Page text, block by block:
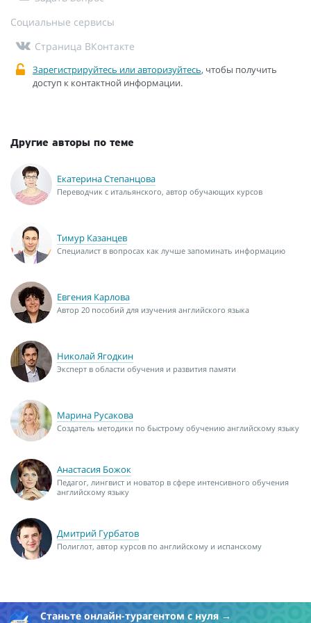
Социальные сервисы
Страница ВКонтакте
Зарегистрируйтесь или авторизуйтесь, чтобы получить
доступ к контактной информации.
Другие авторы по теме
Екатерина Степанцова
Переводчик с итальянского, автор обучающих курсов
Тимур Казанцев
Специалист в вопросах как лучше запоминать информацию
Евгения Карлова
Автор 20 пособий для изучения английского языка
Николай Ягодкин
Эксперт в области обучения и развития памяти
Марина Русакова
Создатель методики по быстрому обучению английскому языку
Анастасия Божок
Педагог, лингвист и новатор в сфере интенсивного обучения
английскому языку
Дмитрий Гурбатов
Полиглот, автор курсов по английскому и испанскому
Станьте онлайн-турагентом с нуля